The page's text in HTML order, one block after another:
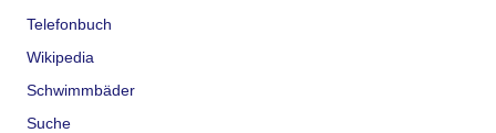
Telefonbuch
Wikipedia
Schwimmbäder
Suche